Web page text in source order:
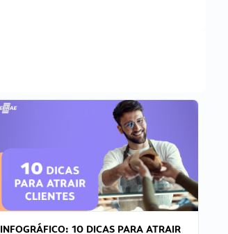
INFOGRÁFICO: 10 DICAS PARA ATRAIR